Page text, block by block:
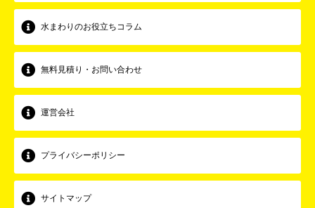
水まわりのお役立ちコラム
無料見積り・お問い合わせ
運営会社
プライバシーポリシー
サイトマップ